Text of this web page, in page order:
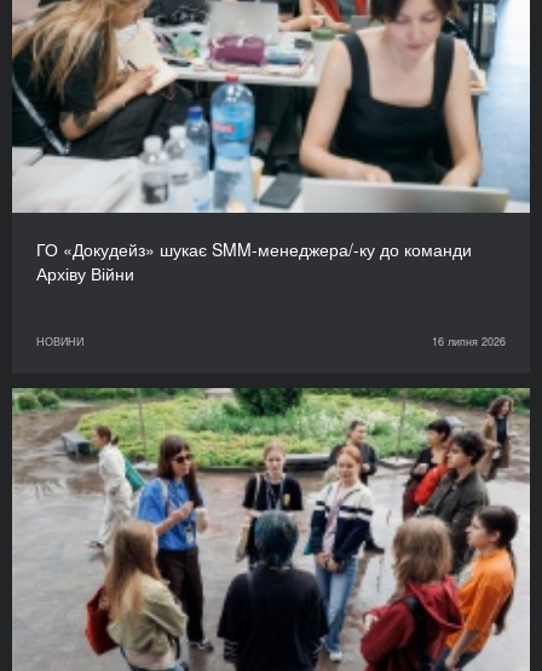
ГО «Докудейз» шукає SMM-менеджера/-ку до команди
Архіву Війни
НОВИНИ 16 липня 2026